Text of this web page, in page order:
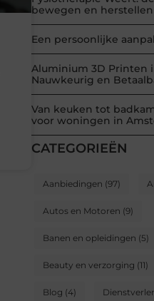
bewegen en herstellen
Een persoonlijke
Aluminium 3D Printen
Nauwkeurig en
Van keuken tot
voor woningen in
CATEGORIEËN
Aanbiedingen (97)
Autos en Motoren (9)
Banen en opleidingen (5)
Beauty en verzorging (11)
Blog (4)